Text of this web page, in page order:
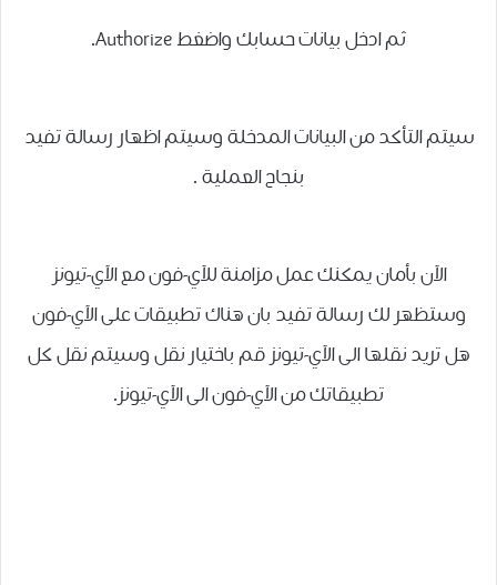
ثم ادخل بيانات حسابك واضغط Authorize.
سيتم التأكد من البيانات المدخلة وسيتم اظهار رسالة تفيد
بنجاح العملية .
الآن بأمان يمكنك عمل مزامنة للآي-فون مع الآي-تيونز
وستظهر لك رسالة تفيد بان هناك تطبيقات على الآي-فون
هل تريد نقلها الى الآي-تيونز قم باختيار نقل وسيتم نقل كل
تطبيقاتك من الآي-فون الى الآي-تيونز.